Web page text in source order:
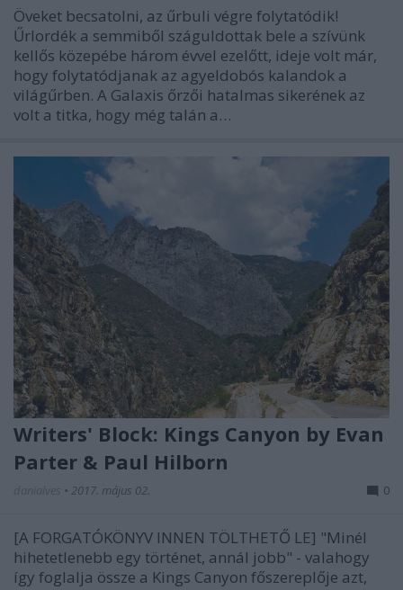
Öveket becsatolni, az űrbuli végre folytatódik!
Űrlordék a semmiből száguldottak bele a szívünk
kellős közepébe három évvel ezelőtt, ideje volt már,
hogy folytatódjanak az agyeldobós kalandok a
világűrben. A Galaxis őrzői hatalmas sikerének az
volt a titka, hogy még talán a…
Writers' Block: Kings Canyon by Evan
Parter & Paul Hilborn
• 2017. május 02. 0
[A FORGATÓKÖNYV INNEN TÖLTHETŐ LE] "Minél
hihetetlenebb egy történet, annál jobb" - valahogy
így foglalja össze a Kings Canyon főszereplője azt,